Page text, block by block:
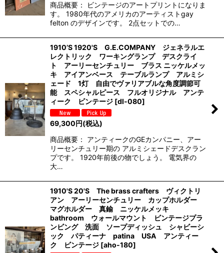
商品概要： ビンテージのアートプリントになりま
す。 1980年代のアメリカのアーティストgay
felton のデザインです。 2点セットでの…
1910’S 1920'S G.E.COMPANY ジェネラルエ
レクトリック ワーキングランプ デスクライ
ト アーリーセンチュリー ブラス ニッケルメッ
キ アイアンベース テーブルランプ アルミシ
ェード 1灯 自由でヴァリアブルな角度調節可
能 スペシャルピース フルオリジナル アンテ
ィーク ビンテージ [dl-080]
69,300円(税込)
商品概要： アンティークのGEカンパニー、アー
リーセンチュリー期の アルミシェードデスクラン
プです。 1920年前後の物でしょう。 電気界の
大…
1910'S 20'S The brass crafters ヴィクトリ
アン アーリーセンチュリー カップホルダー
マグホルダー 真鍮 ニッケルメッキ
bathroom ウォールマウント ビンテージプラ
ンビング 洗面 ソープディッシュ シャビーシ
ック パティーナ patina USA アンティー
ク ビンテージ [aho-180]